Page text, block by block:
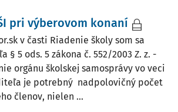
pri výberovom konaní
v časti Riadenie školy som sa
§ 5 ods. 5 zákona č. 552/2003 Z. z. -
orgánu školskej samosprávy vo veci
je potrebný nadpolovičný počet
členov, nielen ...